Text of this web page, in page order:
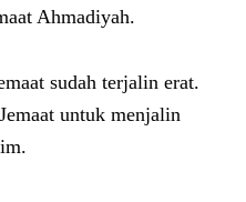
Ahmadiyah.
sudah terjalin erat.
untuk menjalin